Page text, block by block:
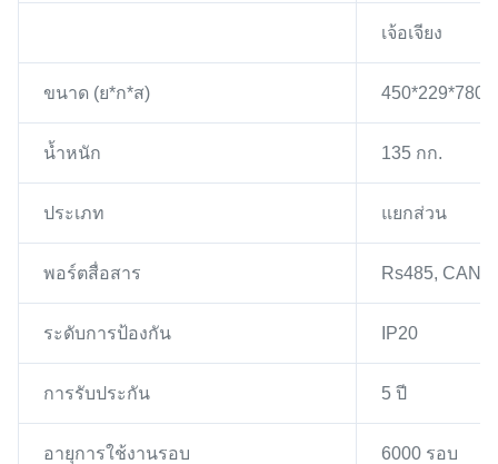
เจ้อเจียง
ขนาด (ย*ก*ส) 450*229*780
น้ำหนัก 135 กก.
ประเภท แยกส่วน
พอร์ตสื่อสาร Rs485, CAN
ระดับการป้องกัน IP20
การรับประกัน 5 ปี
อายุการใช้งานรอบ 6000 รอบ